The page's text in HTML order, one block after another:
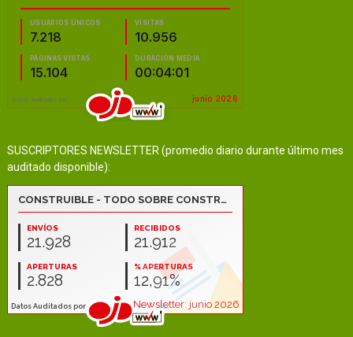
SUSCRIPTORES NEWSLETTER (promedio diario durante último mes
auditado disponible):